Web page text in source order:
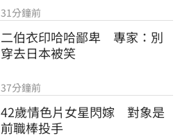
31分鐘前
二伯衣印哈哈鄙卑　專家：別
穿去日本被笑
37分鐘前
42歲情色片女星閃嫁　對象是
前職棒投手